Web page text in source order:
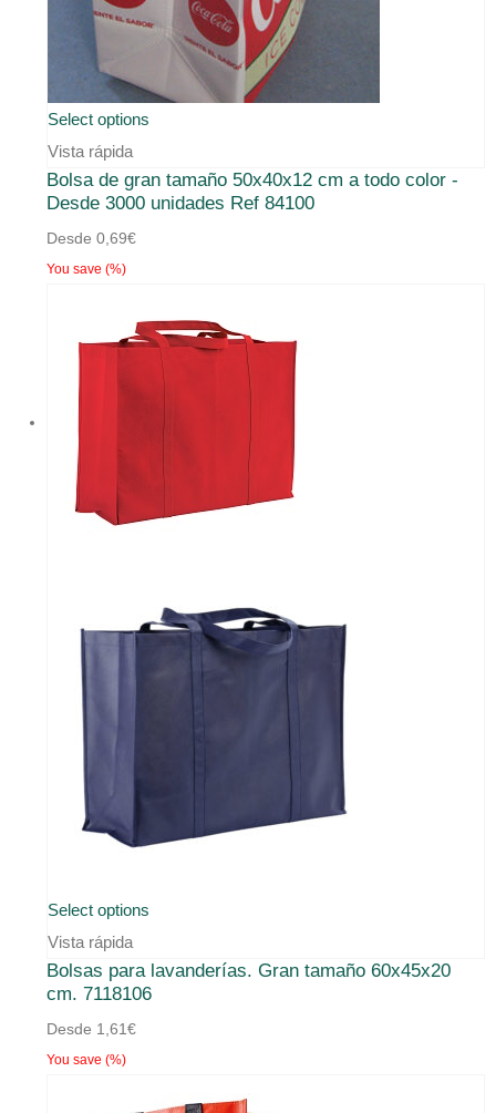
Select options
Vista rápida
Bolsa de gran tamaño 50x40x12 cm a todo color -
Desde 3000 unidades Ref 84100
Desde 0,69€
You save (%)
Select options
tiene
múltiples
opciones
Vista rápida
Bolsas para lavanderías. Gran tamaño 60x45x20
cm. 7118106
Desde 1,61€
You save (%)